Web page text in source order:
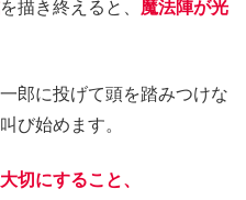
を描き終えると、 魔法陣が光
郎に投げて頭を踏みつけな
び始めます。
切にすること、